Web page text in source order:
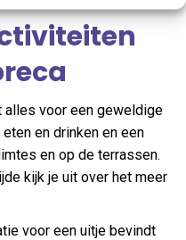
voor een geweldige
en drinken en een
en op de terrassen.
kijk je uit over het meer
voor een uitje bevindt